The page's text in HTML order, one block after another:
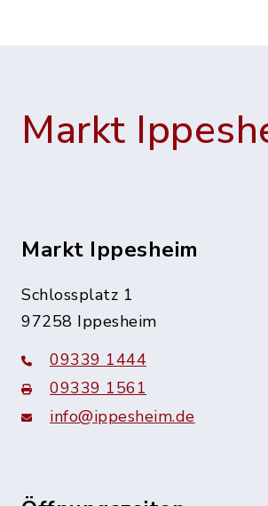
Markt
Markt Ippesheim
Schlossplatz 1
97258 Ippesheim
09339 1444
09339 1561
info@ippesheim.de